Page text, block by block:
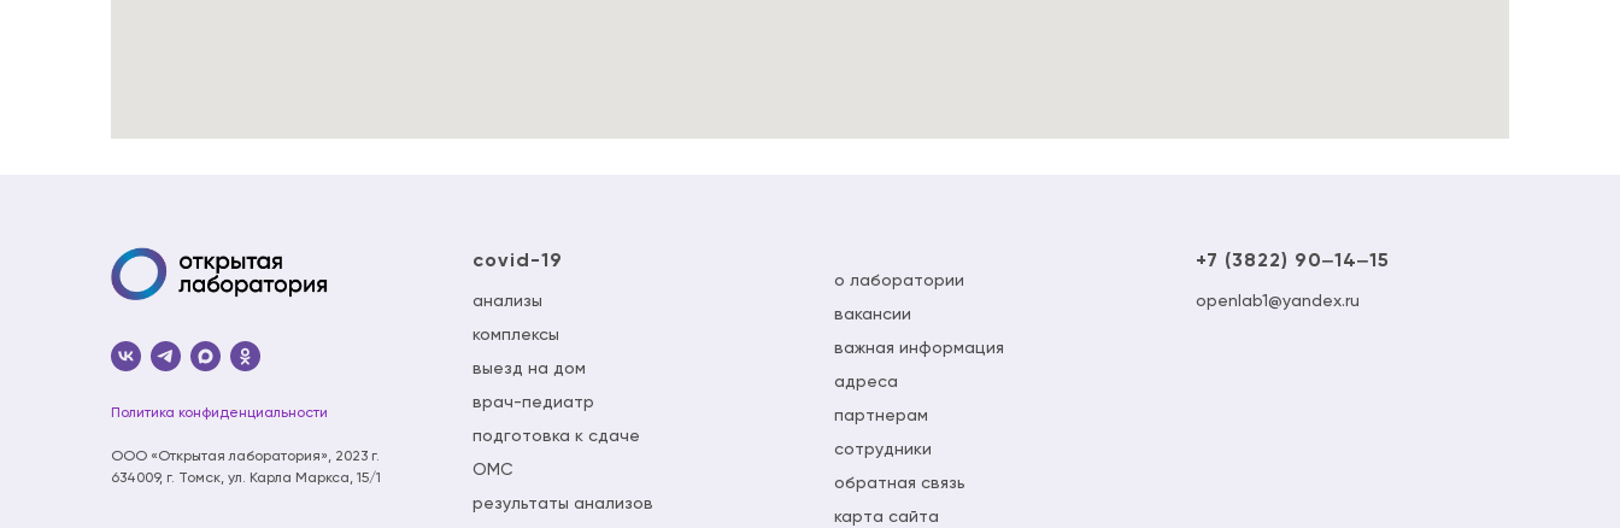
Политика конфиденциальности
ООО «Открытая лаборатория», 2023 г.
634009, г. Томск, ул. Карла Маркса, 15/1
covid-19
анализы
комплексы
выезд на дом
врач-педиатр
подготовка к сдаче
ОМС
результаты анализов
о лаборатории
вакансии
важная информация
адреса
партнерам
сотрудники
обратная связь
карта сайта
+7 (3822) 90‒14‒15
openlab1@yandex.ru